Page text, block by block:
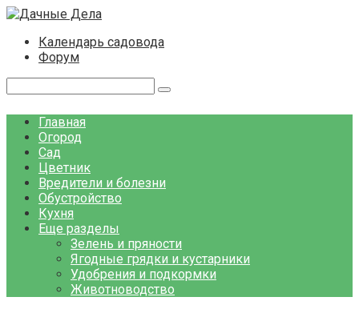
Перейти
контентуКалендарь садовода
Форум
Главная
Огород
Сад
Цветник
Вредители и болезни
Обустройство
Кухня
Еще разделы
Зелень и пряности
Ягодные грядки и кустарники
Удобрения и подкормки
Животноводство